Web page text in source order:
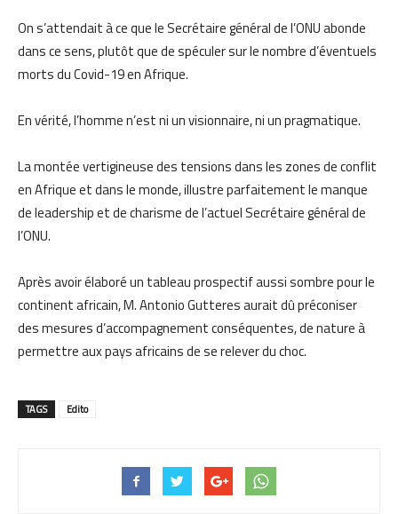
On s’attendait à ce que le Secrétaire général de l’ONU abonde
dans ce sens, plutôt que de spéculer sur le nombre d’éventuels
morts du Covid-19 en Afrique.
En vérité, l’homme n’est ni un visionnaire, ni un pragmatique.
La montée vertigineuse des tensions dans les zones de conflit
en Afrique et dans le monde, illustre parfaitement le manque
de leadership et de charisme de l’actuel Secrétaire général de
l’ONU.
Après avoir élaboré un tableau prospectif aussi sombre pour le
continent africain, M. Antonio Gutteres aurait dû préconiser
des mesures d’accompagnement conséquentes, de nature à
permettre aux pays africains de se relever du choc.
TAGS Edito